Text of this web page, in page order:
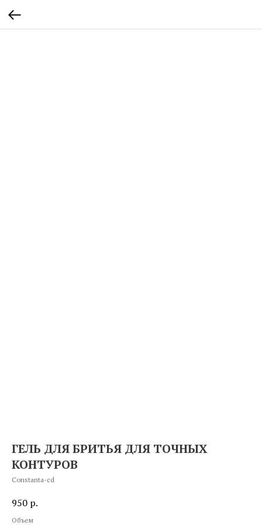
ГЕЛЬ ДЛЯ БРИТЬЯ ДЛЯ ТОЧНЫХ
КОНТУРОВ
Constanta-cd
950 р.
Объем